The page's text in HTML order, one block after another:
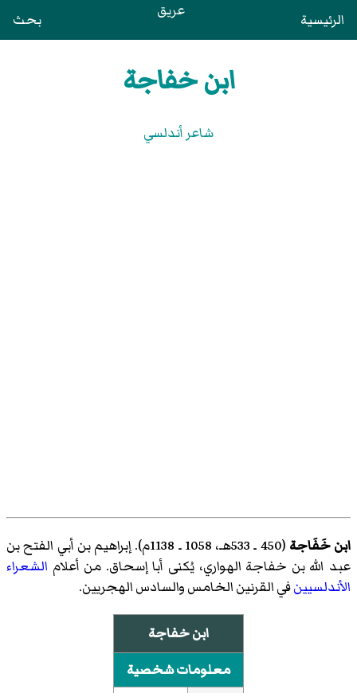
الرئيسية عريق بحث
ابن خفاجة
شاعر أندلسي
ابن خَفَاجة
(450 ـ 533هـ، 1058 ـ 1138م). إبراهيم بن أبي الفتح بن
عبد الله بن خفاجة الهواري، يُكنى أبا إسحاق. من أعلام الشعراء
الأندلسيينفي القرنين الخامس والسادس الهجريين.
ابن خفاجة
معلومات شخصية